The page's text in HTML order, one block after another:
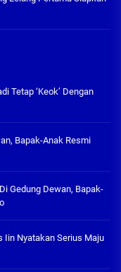
Tetap ‘Keok’ Dengan
Bapak-Anak Resmi
Gedung Dewan, Bapak-
Iin Nyatakan Serius Maju